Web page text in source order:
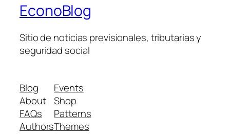
EconoBlog
Sitio de noticias previsionales, tributarias y
seguridad social
Blog
About
FAQs
Authors
Events
Shop
Patterns
Themes